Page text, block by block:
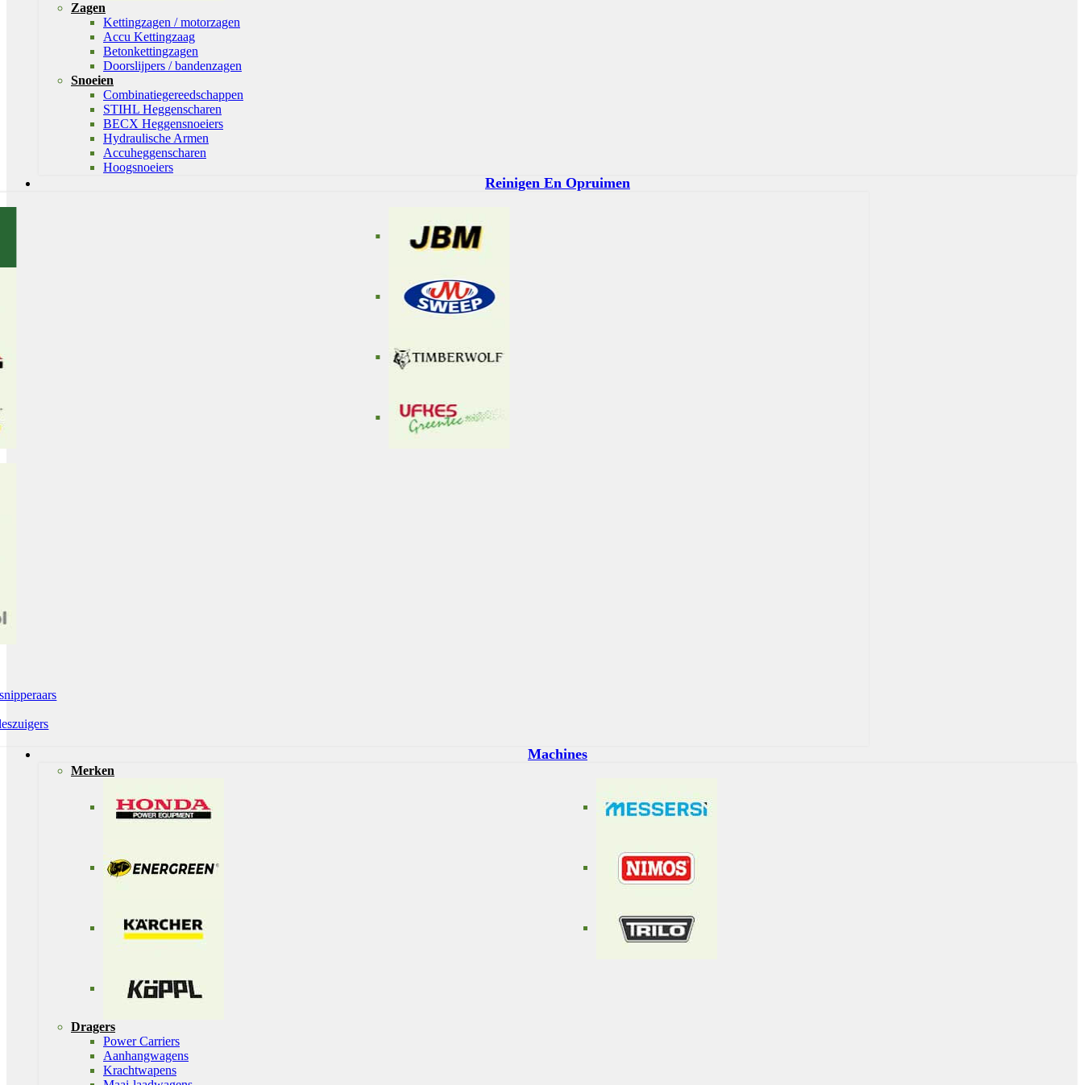
Zagen
Kettingzagen / motorzagen
Accu Kettingzaag
Betonkettingzagen
Doorslijpers / bandenzagen
Snoeien
Combinatiegereedschappen
STIHL Heggenscharen
BECX Heggensnoeiers
Hydraulische Armen
Accuheggenscharen
Hoogsnoeiers
Reinigen En Opruimen
Machines
Merken
Dragers
Power Carriers
Aanhangwagens
Krachtwapens